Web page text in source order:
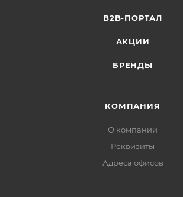
B2B-ПОРТАЛ
АКЦИИ
БРЕНДЫ
КОМПАНИЯ
О компании
Реквизиты
Адреса офисов